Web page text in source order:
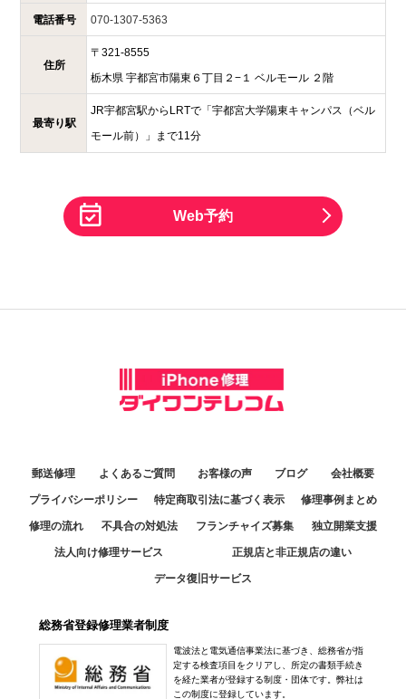
電話番号 070-1307-5363
住所
〒 321-8555
栃木県 宇都宮市陽東６丁目２−１ ベルモール ２階
最寄り駅
JR宇都宮駅からLRTで「宇都宮大学陽東キャンパス（ベル
モール前）」まで11分
Web予約
郵送修理 よくあるご質問 お客様の声 ブログ 会社概要
プライバシーポリシー 特定商取引法に基づく表示 修理事例まとめ
修理の流れ 不具合の対処法 フランチャイズ募集 独立開業支援
法人向け修理サービス 正規店と非正規店の違い
データ復旧サービス
総務省登録修理業者制度
電波法と電気通信事業法に基づき、総務省が指
定する検査項目をクリアし、所定の書類手続き
を経た業者が登録する制度・団体です。弊社は
この制度に登録しています。